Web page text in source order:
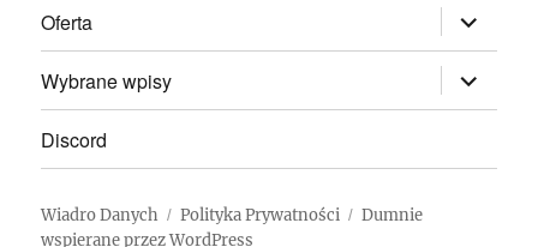
Oferta rozwiń
menu
potomne
Wybrane wpisy
rozwiń
menu
potomne
Discord
Wiadro Danych Polityka Prywatności
Dumnie
wspierane przez WordPress